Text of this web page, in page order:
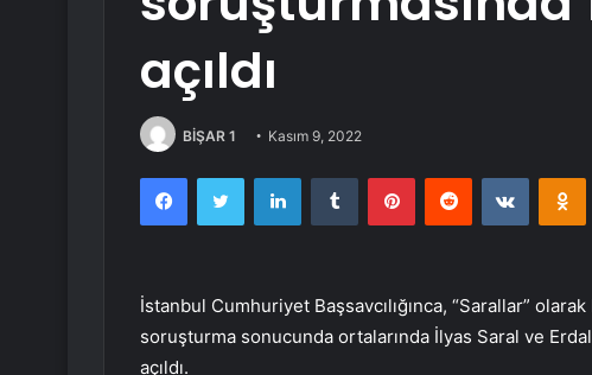
açıldı
BİŞAR 1 Kasım 9, 2022
FacebookTwitter LinkedInTumblr PinterestReddit
İstanbul Cumhuriyet Başsavcılığınca, “Sarallar”
soruşturma sonucunda ortalarında İlyas Saral ve
açıldı.